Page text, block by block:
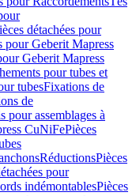
détachées pour
pour Geberit Mapress
Geberit Mapress
pour tubes et
tubesFixations de
de
pour assemblages à
CuNiFePièces
RéductionsPièces
pour
indémontablesPièces